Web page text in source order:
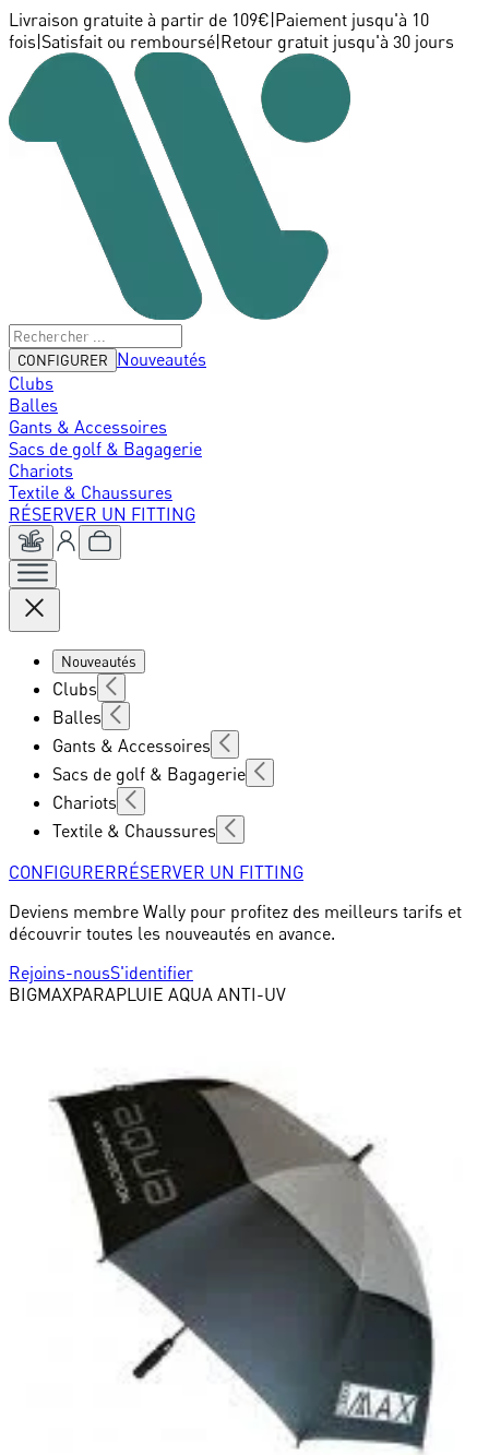
Livraison gratuite à partir de 109€ Paiement jusqu'à 10
fois Satisfait ou remboursé Retour gratuit jusqu'à 30 jours
CONFIGURER
Nouveautés
Clubs
Balles
Gants & Accessoires
Sacs de golf & Bagagerie
Chariots
Textile & Chaussures
RÉSERVER UN FITTING
Nouveautés
Clubs
Balles
Gants & Accessoires
Sacs de golf & Bagagerie
Chariots
Textile & Chaussures
CONFIGURERRÉSERVER UN FITTING
Deviens membre Wally pour profitez des meilleurs tarifs et
découvrir toutes les nouveautés en avance.
Rejoins-nousS'identifier
BIGMAXPARAPLUIE AQUA ANTI-UV